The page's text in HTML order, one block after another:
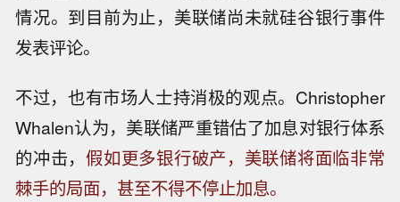
情况。到目前为止，美联储尚未就硅谷银行事件
发表评论。
不过，也有市场人士持消极的观点。Christopher
Whalen认为，美联储严重错估了加息对银行体系
的冲击，假如更多银行破产，美联储将面临非常
棘手的局面，甚至不得不停止加息。